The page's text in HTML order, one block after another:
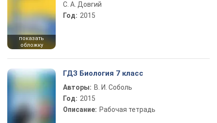
показать
обложку
С. А. Довгий
Год: 2015
ГДЗ Биология 7 класс
Авторы: В. И. Соболь
Год: 2015
Описание: Рабочая тетрадь